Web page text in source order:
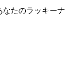
なたのラッキーナ